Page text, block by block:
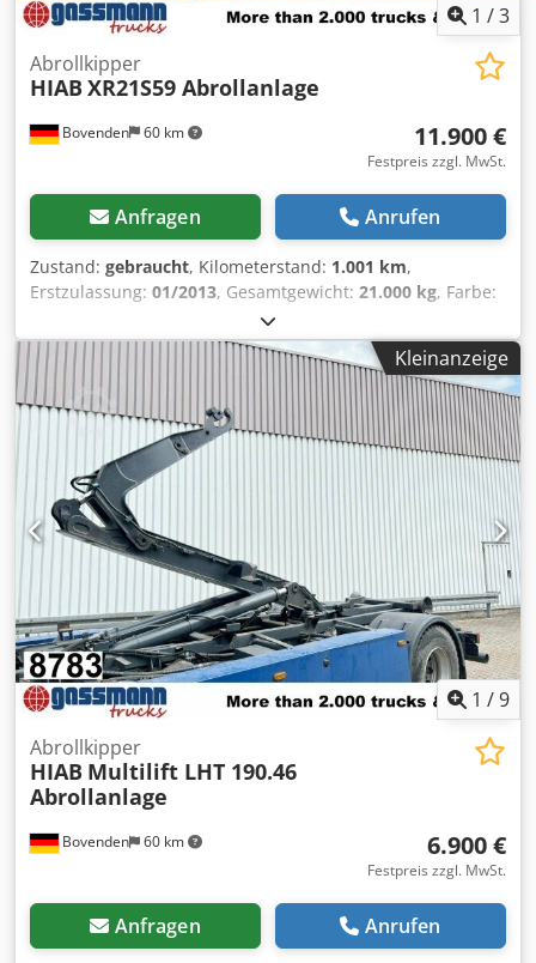
1 /3
Bovenden 60 km
Abrollkipper
HIAB XR21S59 Abrollanlage
11.900 €
Festpreis zzgl. MwSt.
Anfragen Anrufen
Zustand: gebraucht, Kilometerstand: 1.001 km,
Erstzulassung: 01/2013, Gesamtgewicht: 21.000 kg, Farbe:
Sonstige
Baujahr:2013, Fahrzeugstandort: Bovenden, Aufbau: 21t
Abrollanlage Hiab XR21S59 für Conatiner bis 7m
Demontage von Daimler-Benz Actros 2644 L 6x4 mit
4500mm Radstand! ZUBEHÖRANGABEN OHNE GEWÄHR,
Änderungen, Zwischenverkauf und Irrtümer vorbehalten!
Codpfsyf Nwhjx Al Sorf - .
Kleinanzeige
1 /9
Bovenden 60 km
Abrollkipper
HIAB Multilift LHT 190.46
Abrollanlage
6.900 €
Festpreis zzgl. MwSt.
Anfragen Anrufen